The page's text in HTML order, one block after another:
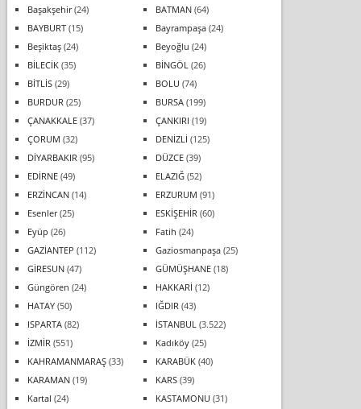
Başakşehir(24) BATMAN(64)
BAYBURT(15) Bayrampaşa(24)
Beşiktaş(24) Beyoğlu (24)
BİLECİK(35) BİNGÖL (26)
BİTLİS(29) BOLU (74)
BURDUR (25) BURSA(199)
ÇANAKKALE(37) ÇANKIRI (19)
ÇORUM (32) DENİZLİ (125)
DİYARBAKIR (95) DÜZCE(39)
EDİRNE(49) ELAZIĞ(52)
ERZİNCAN(14) ERZURUM (91)
Esenler(25) ESKİŞEHİR (60)
Eyüp (26) Fatih (24)
GAZİANTEP (112) Gaziosmanpaşa(25)
GİRESUN(47) GÜMÜŞHANE(18)
Güngören (24) HAKKARİ (12)
HATAY(50) IĞDIR (43)
ISPARTA(82) İSTANBUL (3.522)
İZMİR (551) Kadıköy(25)
KAHRAMANMARAŞ(33) KARABÜK(40)
KARAMAN(19) KARS(39)
Kartal (24) KASTAMONU (31)